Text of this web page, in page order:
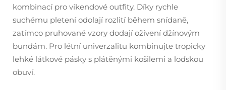
kombinací pro víkendové outfity. Díky rychle
suchému pletení odolají rozlití během snídaně,
zatímco pruhované vzory dodají oživení džínovým
bundám. Pro létní univerzalitu kombinujte tropicky
lehké látkové pásky s plátěnými košilemi a loďskou
obuví.